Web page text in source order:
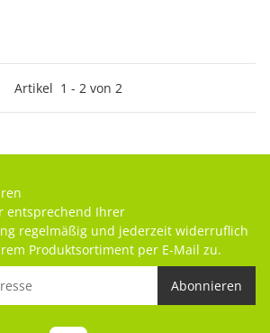
Artikel 1 - 2 von 2
entsprechend Ihrer
regelmäßig und jederzeit widerruflich
Produktsortiment per E-Mail zu.
Abonnieren